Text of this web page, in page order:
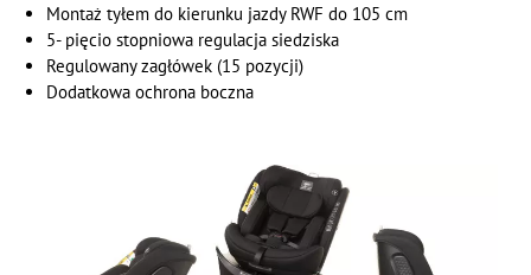
Montaż tyłem do kierunku jazdy RWF do 105 cm
5- pięcio stopniowa regulacja siedziska
Regulowany zagłówek (15 pozycji)
Dodatkowa ochrona boczna